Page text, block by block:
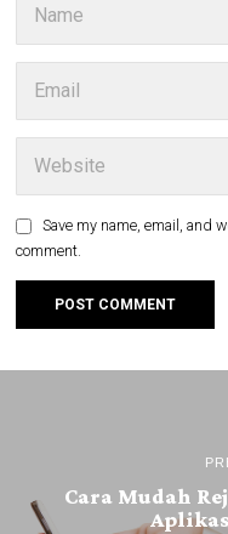
Save my name, email, and
comment.
Cara Mudah